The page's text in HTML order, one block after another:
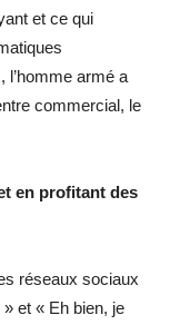
et ce qui
l’homme armé a
commercial, le
en profitant des
réseaux sociaux
et « Eh bien, je